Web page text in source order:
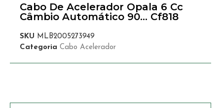
Cabo De Acelerador Opala 6 Cc
Câmbio Automático 90… Cf818
SKU MLB2005273949
Categoria Cabo Acelerador